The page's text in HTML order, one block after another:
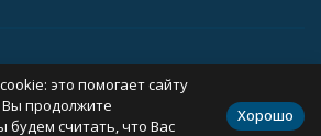
это помогает сайту
продолжите
будем считать, что Вас
Хорошо